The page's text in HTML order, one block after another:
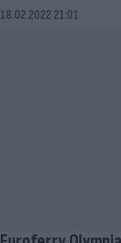
18.02.2022 21:01